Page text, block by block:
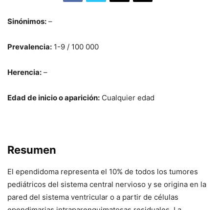
Sinónimos: –
Prevalencia: 1-9 / 100 000
Herencia: –
Edad de inicio o aparición: Cualquier edad
Resumen
El ependidoma representa el 10% de todos los tumores
pediátricos del sistema central nervioso y se origina en la
pared del sistema ventricular o a partir de células